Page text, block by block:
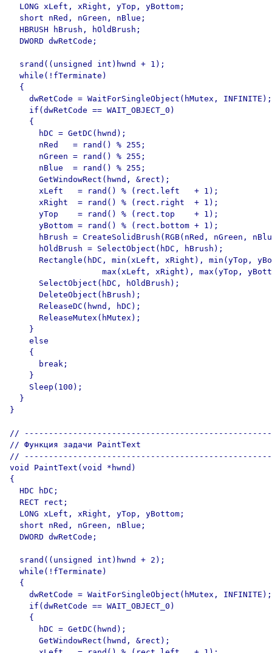
  LONG xLeft, xRight, yTop, yBottom;
  short nRed, nGreen, nBlue;
  HBRUSH hBrush, hOldBrush;
  DWORD dwRetCode;
  srand((unsigned int)hwnd + 1);
  while(!fTerminate)
  {
    dwRetCode = WaitForSingleObject(hMutex, INFINITE);
    if(dwRetCode == WAIT_OBJECT_0)
    {
      hDC = GetDC(hwnd);
      nRed   = rand() % 255;
      nGreen = rand() % 255;
      nBlue  = rand() % 255;
      GetWindowRect(hwnd, &rect);
      xLeft   = rand() % (rect.left   + 1);
      xRight  = rand() % (rect.right  + 1);
      yTop    = rand() % (rect.top    + 1);
      yBottom = rand() % (rect.bottom + 1);
hBrush = CreateSolidBrush(RGB(nRed, nGreen,
      hOldBrush = SelectObject(hDC, hBrush);
Rectangle(hDC, min(xLeft, xRight), min(yTop,
max(xLeft, xRight), max(yTop,
      SelectObject(hDC, hOldBrush);
      DeleteObject(hBrush);
      ReleaseDC(hwnd, hDC);
      ReleaseMutex(hMutex);
    }
    else
    {
      break;
    }
    Sleep(100);
  }
}
//
// Функция задачи PaintText
//
void PaintText(void *hwnd)
{
  HDC hDC;
  RECT rect;
  LONG xLeft, xRight, yTop, yBottom;
  short nRed, nGreen, nBlue;
  DWORD dwRetCode;
  srand((unsigned int)hwnd + 2);
  while(!fTerminate)
  {
    dwRetCode = WaitForSingleObject(hMutex, INFINITE);
    if(dwRetCode == WAIT_OBJECT_0)
    {
      hDC = GetDC(hwnd);
      GetWindowRect(hwnd, &rect);